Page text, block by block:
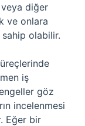
veya diğer
ve onlara
olabilir.
iş
göz
incelenmesi
Eğer bir